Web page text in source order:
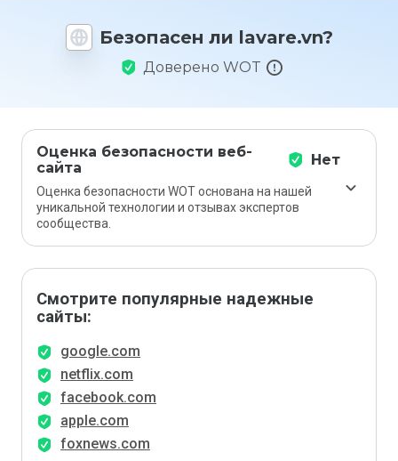
Безопасен ли lavare.vn?
Доверено WOT
Оценка безопасности веб-
сайта
Нет
Оценка безопасности WOT основана на нашей
уникальной технологии и отзывах экспертов
сообщества.
Смотрите популярные надежные
сайты:
google.com
netflix.com
facebook.com
apple.com
foxnews.com